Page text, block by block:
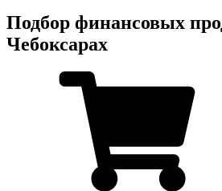
Подбор финансовых
Чебоксарах